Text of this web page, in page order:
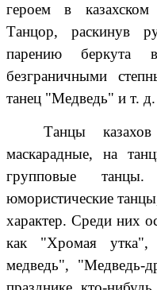
героем в
Танцор, раскинув
парению беркута
безграничными
танец "Медведь" и т. д.
Танцы
маскарадные, на
групповые
юмористические
характер. Среди них
как "Хромая утка",
медведь", "Медведь-